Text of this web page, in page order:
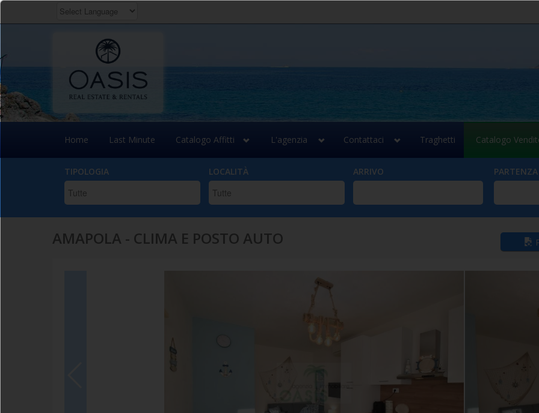
contenuto
principale
POWERED BY TRANSLATE
Home Last Minute Catalogo Affitti L'agenzia Contattaci Traghetti Catalogo
TIPOLOGIA LOCALITÀ ARRIVO PARTENZA
AMAPOLA - CLIMA E POSTO AUTO